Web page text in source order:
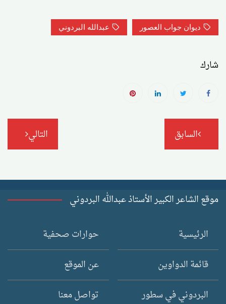
ديوان جواب العصور عبدالله البردوني
شارك
تصفّح
المقالات
السابق التالي
موقع الشاعر الكبير الأستاذ عبدالله البردوني
الرئيسية
قائمة الدواوين
البردوني في سطور
حوارات صحفية
عن الموقع
تواصل معنا